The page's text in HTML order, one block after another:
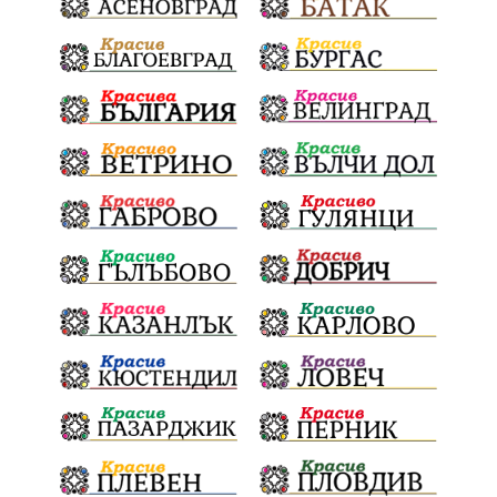
Електронният прием започва Дънката
Ще има ли присъда Ден на отворените врати
стопанство „Храна от село“ Карола Карова
„Отваряне на града към морето“
Негодна за пиене вода във Варненско
цялостно обновяване Музеъ на мозайките
и прилежащия парк в Девня
Гражданска инициатива „Парад на гордостта“